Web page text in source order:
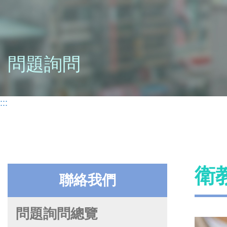
問題詢問
:::
聯絡我們
問題詢問總覽
衛